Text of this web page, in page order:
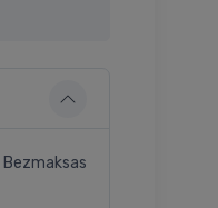
Bezmaksas